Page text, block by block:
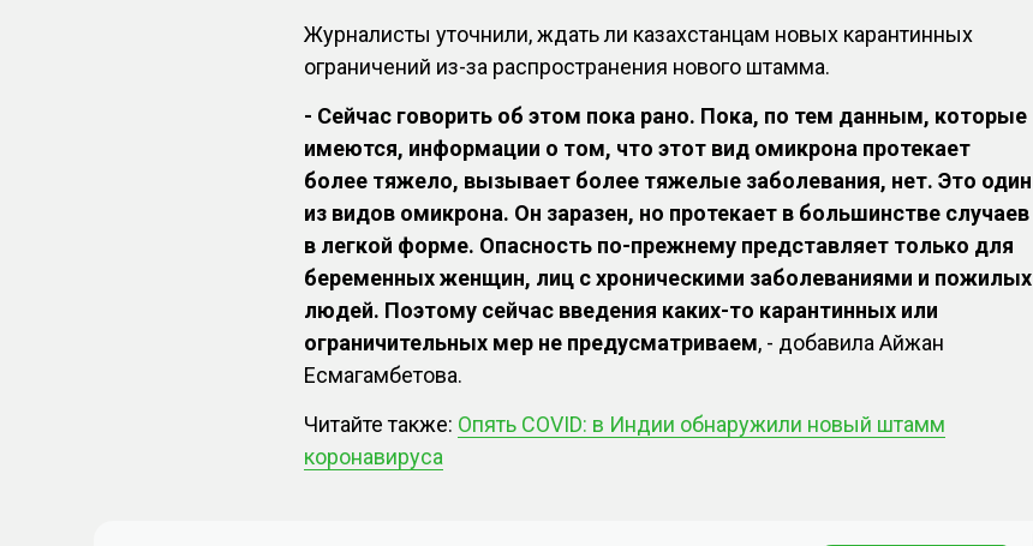
Журналисты уточнили, ждать ли казахстанцам новых карантинных
ограничений из-за распространения нового штамма.
- Сейчас говорить об этом пока рано. Пока, по тем данным, которые
имеются, информации о том, что этот вид омикрона протекает
более тяжело, вызывает более тяжелые заболевания, нет. Это один
из видов омикрона. Он заразен, но протекает в большинстве случаев
в легкой форме. Опасность по-прежнему представляет только для
беременных женщин, лиц с хроническими заболеваниями и пожилых
людей. Поэтому сейчас введения каких-то карантинных или
ограничительных мер не предусматриваем, - добавила Айжан
Есмагамбетова.
Читайте также: Опять COVID: в Индии обнаружили новый штамм
коронавируса